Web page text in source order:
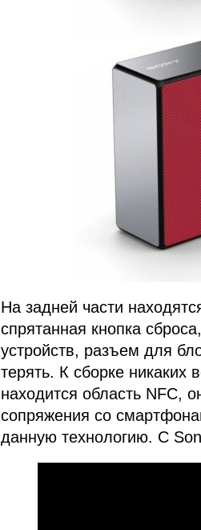
На задней части
спрятанная кнопка
устройств, разъем для
терять. К сборке никаких
находится область NFC,
сопряжения со
данную технологию. С